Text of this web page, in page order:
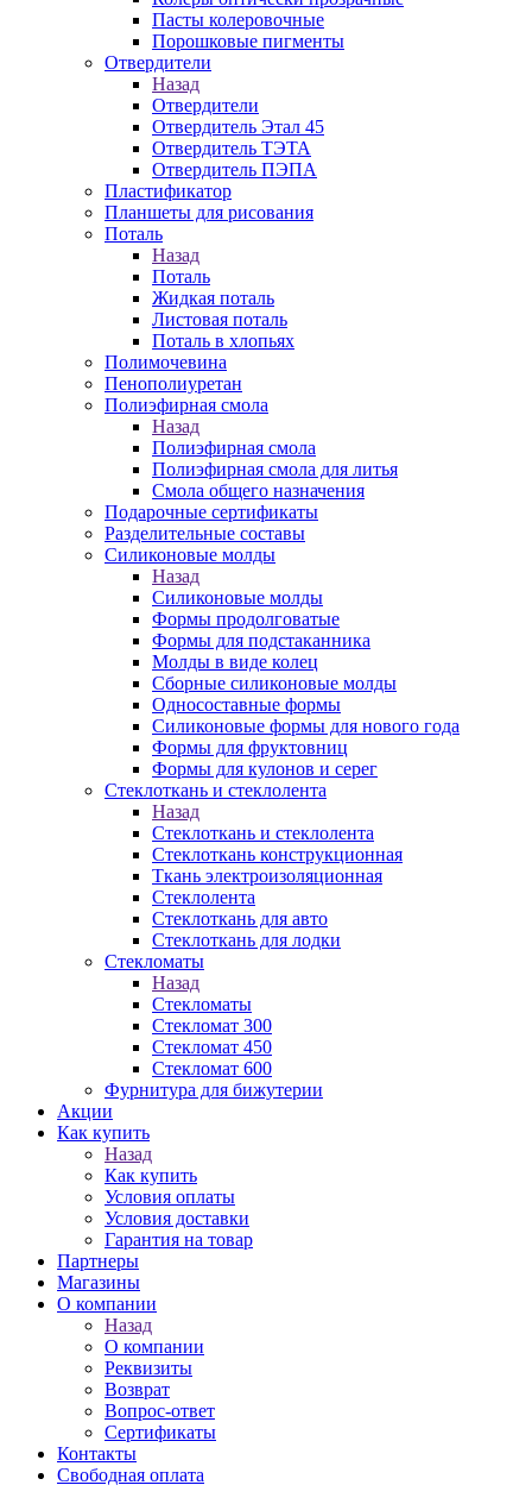
Пасты колеровочные
Порошковые пигменты
Отвердители
Назад
Отвердители
Отвердитель Этал 45
Отвердитель ТЭТА
Отвердитель ПЭПА
Пластификатор
Планшеты для рисования
Поталь
Назад
Поталь
Жидкая поталь
Листовая поталь
Поталь в хлопьях
Полимочевина
Пенополиуретан
Полиэфирная смола
Назад
Полиэфирная смола
Полиэфирная смола для литья
Смола общего назначения
Подарочные сертификаты
Разделительные составы
Силиконовые молды
Назад
Силиконовые молды
Формы продолговатые
Формы для подстаканника
Молды в виде колец
Сборные силиконовые молды
Односоставные формы
Силиконовые формы для нового года
Формы для фруктовниц
Формы для кулонов и серег
Стеклоткань и стеклолента
Назад
Стеклоткань и стеклолента
Стеклоткань конструкционная
Ткань электроизоляционная
Стеклолента
Стеклоткань для авто
Стеклоткань для лодки
Стекломаты
Назад
Стекломаты
Стекломат 300
Стекломат 450
Стекломат 600
Фурнитура для бижутерии
Акции
Как купить
Назад
Как купить
Условия оплаты
Условия доставки
Гарантия на товар
Партнеры
Магазины
О компании
Назад
О компании
Реквизиты
Возврат
Вопрос-ответ
Сертификаты
Контакты
Свободная оплата